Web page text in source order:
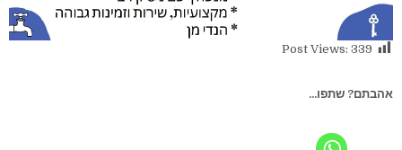
Post Views: 339
אהבתם? שתפו...